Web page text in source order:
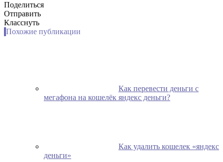
Поделиться
Отправить
Класснуть
Похожие публикации
Как перевести деньги с
мегафона на кошелёк яндекс деньги?
Как удалить кошелек «яндекс
деньги»